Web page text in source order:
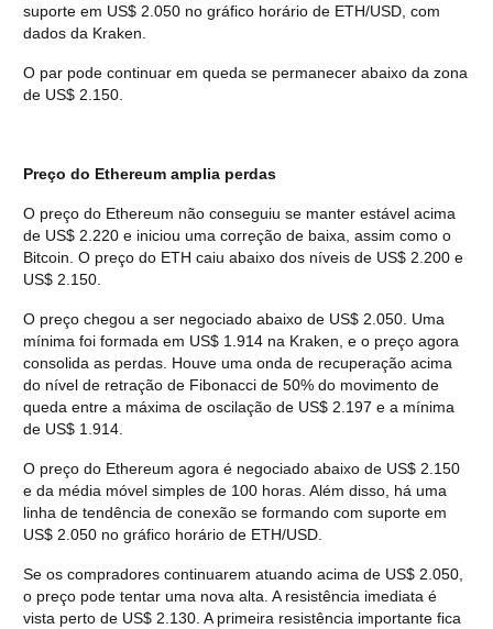
suporte em US$ 2.050 no gráfico horário de ETH/USD, com
dados da Kraken.
O par pode continuar em queda se permanecer abaixo da zona
de US$ 2.150.
Preço do Ethereum amplia perdas
O preço do Ethereum não conseguiu se manter estável acima
de US$ 2.220 e iniciou uma correção de baixa, assim como o
Bitcoin. O preço do ETH caiu abaixo dos níveis de US$ 2.200 e
US$ 2.150.
O preço chegou a ser negociado abaixo de US$ 2.050. Uma
mínima foi formada em US$ 1.914 na Kraken, e o preço agora
consolida as perdas. Houve uma onda de recuperação acima
do nível de retração de Fibonacci de 50% do movimento de
queda entre a máxima de oscilação de US$ 2.197 e a mínima
de US$ 1.914.
O preço do Ethereum agora é negociado abaixo de US$ 2.150
e da média móvel simples de 100 horas. Além disso, há uma
linha de tendência de conexão se formando com suporte em
US$ 2.050 no gráfico horário de ETH/USD.
Se os compradores continuarem atuando acima de US$ 2.050,
o preço pode tentar uma nova alta. A resistência imediata é
vista perto de US$ 2.130. A primeira resistência importante fica